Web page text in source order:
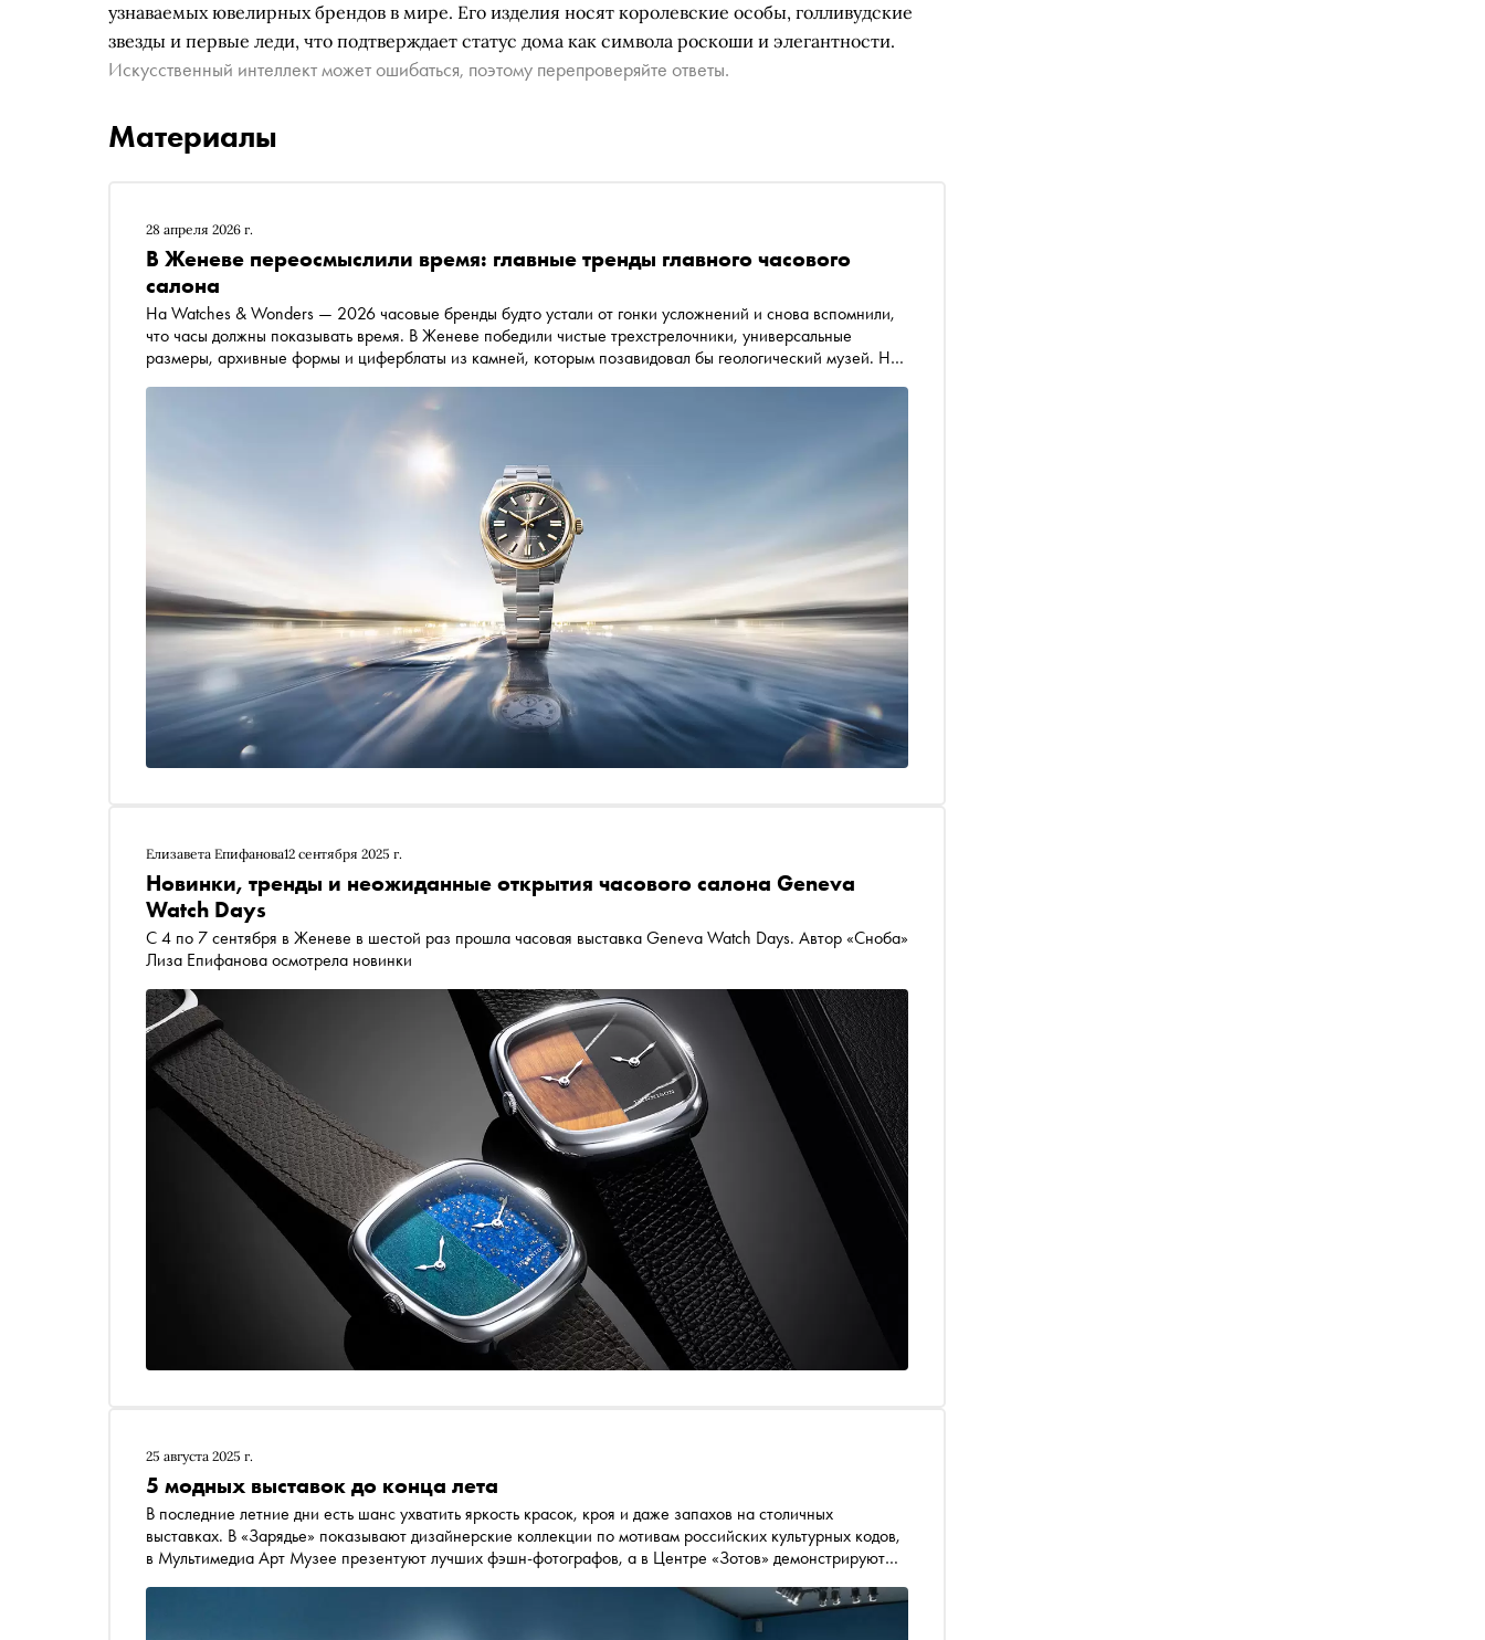
узнаваемых ювелирных брендов в мире. Его изделия носят королевские особы, голливудские
звезды и первые леди, что подтверждает статус дома как символа роскоши и элегантности.
Искусственный интеллект может ошибаться, поэтому перепроверяйте ответы.
Материалы
28 апреля 2026 г.
В Женеве переосмыслили время: главные тренды главного часового
салона
На Watches & Wonders — 2026 часовые бренды будто устали от гонки усложнений и снова вспомнили,
что часы должны показывать время. В Женеве победили чистые трехстрелочники, универсальные
размеры, архивные формы и циферблаты из камней, которым позавидовал бы геологический музей. Но
оборачивается новыми калибрами, перезапуском легенд и механизмами на сотни деталей
Елизавета Епифанова12 сентября 2025 г.
Новинки, тренды и неожиданные открытия часового салона Geneva
Watch Days
С 4 по 7 сентября в Женеве в шестой раз прошла часовая выставка Geneva Watch Days. Автор «Сноба»
Лиза Епифанова осмотрела новинки
25 августа 2025 г.
5 модных выставок до конца лета
В последние летние дни есть шанс ухватить яркость красок, кроя и даже запахов на столичных
выставках. В «Зарядье» показывают дизайнерские коллекции по мотивам российских культурных кодов,
в Мультимедиа Арт Музее презентуют лучших фэшн-фотографов, а в Центре «Зотов» демонстрируют